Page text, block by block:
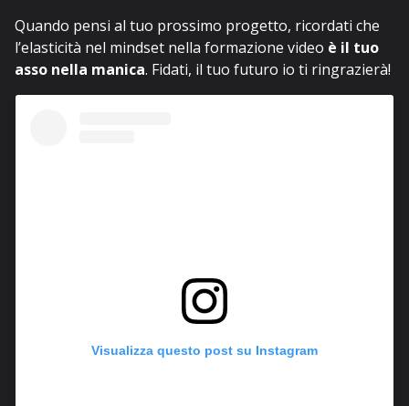
Quando pensi al tuo prossimo progetto, ricordati che
l’elasticità nel mindset nella formazione video è il tuo
asso nella manica. Fidati, il tuo futuro io ti ringrazierà!
Visualizza questo post su Instagram